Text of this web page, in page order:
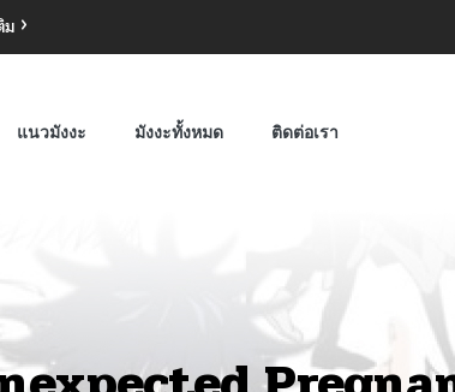
ม
แนวมังงะ มังงะทั้งหมด ติดต่อเรา